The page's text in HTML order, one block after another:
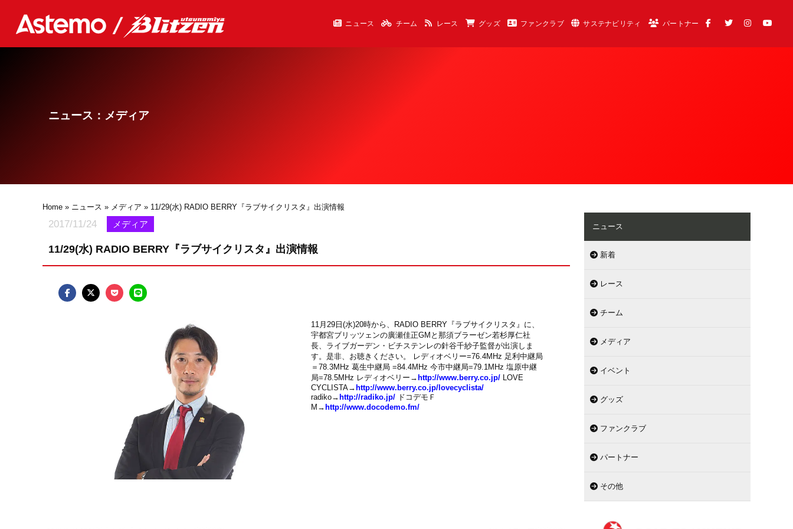
ニュース チーム レース グッズ ファンクラブ サステナビリティ パートナー
ニュース：メディア
Home » ニュース » メディア » 11/29(水) RADIO BERRY『ラブサイクリスタ』出演情報
2017/11/24 メディア
11/29(水) RADIO BERRY『ラブサイクリスタ』出演情報
11月29日(水)20時から、RADIO BERRY『ラブサイクリスタ』に、
宇都宮ブリッツェンの廣瀬佳正GMと那須ブラーゼン若杉厚仁社
長、ライブガーデン・ビチステンレの針谷千紗子監督が出演しま
す。是非、お聴きください。 レディオベリー=76.4MHz 足利中継局
＝78.3MHz 葛生中継局 =84.4MHz 今市中継局=79.1MHz 塩原中継
局=78.5MHz レディオベリー→ http://www.berry.co.jp/ LOVE
CYCLISTA→ http://www.berry.co.jp/lovecyclista/
radiko→ http://radiko.jp/ ドコデモＦ
M→ http://www.docodemo.fm/
ニュース
新着
レース
チーム
メディア
イベント
グッズ
ファンクラブ
パートナー
その他